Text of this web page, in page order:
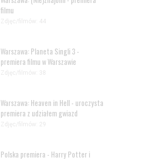
filmu
Zdjęc/filmów: 44
Warszawa: Planeta Singli 3 -
premiera filmu w Warszawie
Zdjęc/filmów: 38
Warszawa: Heaven in Hell - uroczysta
premiera z udziałem gwiazd
Zdjęc/filmów: 29
Polska premiera - Harry Potter i